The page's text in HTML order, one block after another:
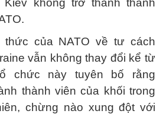
không trở thành thành
thức của NATO về tư cách
vẫn không thay đổi kể từ
chức này tuyên bố rằng
thành viên của khối trong
chừng nào xung đột với